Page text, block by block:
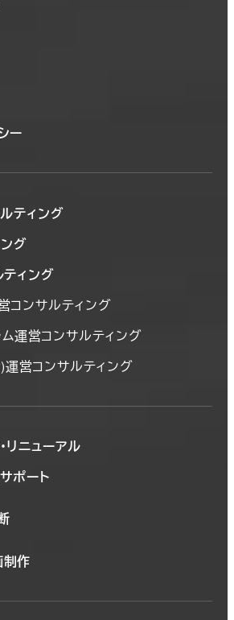
ー
ティング
グ
ィング
コンサルティング
運営コンサルティング
営コンサルティング
リニューアル
ポート
作